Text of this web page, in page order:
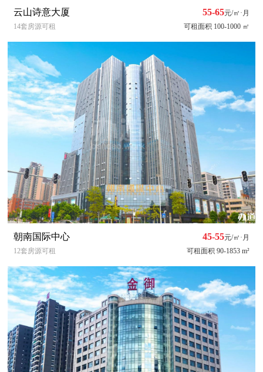
55-65元/㎡·月
云山诗意大厦
可租面积 100-1000 ㎡
14套房源可租
45-55元/㎡·月
朝南国际中心
可租面积 90-1853 m²
12套房源可租